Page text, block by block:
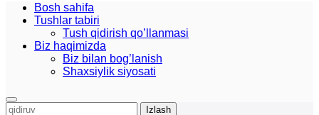
Bosh sahifa
Tushlar tabiri
Tush qidirish qo’llanmasi
Biz haqimizda
Biz bilan bog’lanish
Shaxsiylik siyosati
Qidirshish: